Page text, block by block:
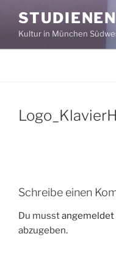
Inhalt
springenKultur in München
Schreibe einen
Du musstangemeldet
abzugeben.